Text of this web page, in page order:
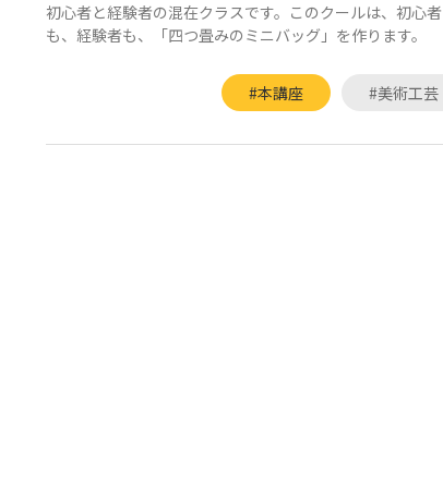
初心者と経験者の混在クラスです。このクールは、初心者
も、経験者も、「四つ畳みのミニバッグ」を作ります。
#本講座 #美術工芸